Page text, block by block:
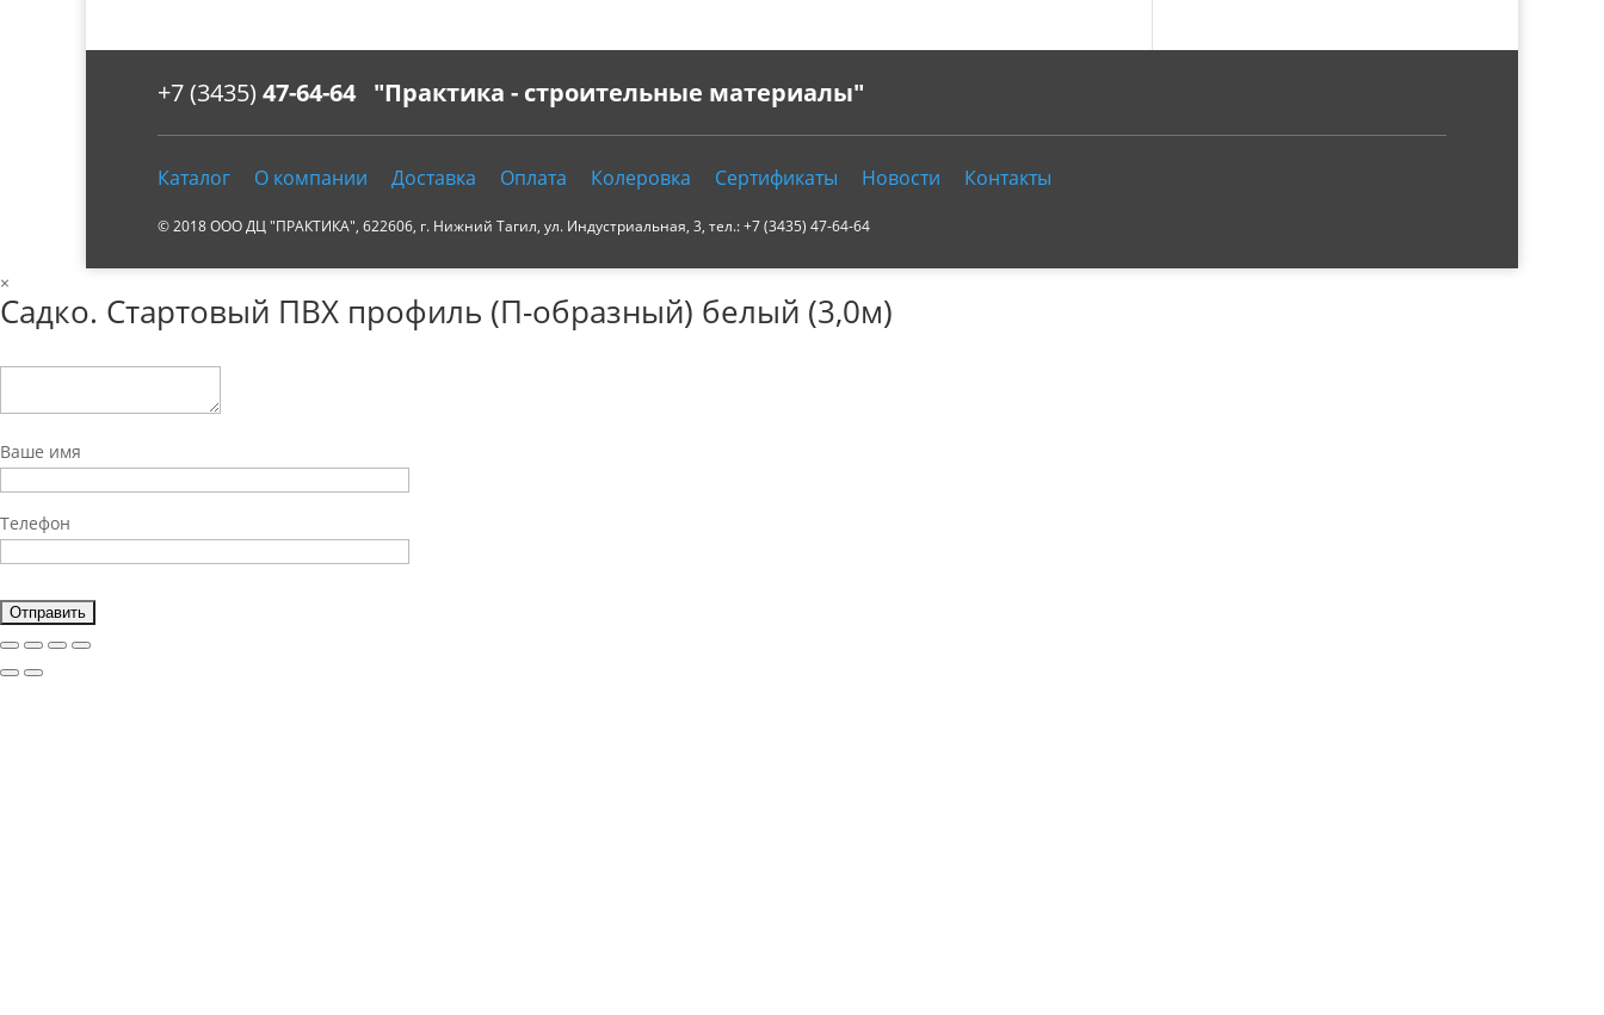
+7 (3435) 47-64-64 "Практика - строительные материалы"
Каталог О компании Доставка Оплата Колеровка Сертификаты Новости Контакты
© 2018 ООО ДЦ "ПРАКТИКА", 622606, г. Нижний Тагил, ул. Индустриальная, 3, тел.: +7 (3435) 47-64-64
×
Садко. Стартовый ПВХ профиль (П-образный) белый (3,0м)
Ваше имя
Телефон